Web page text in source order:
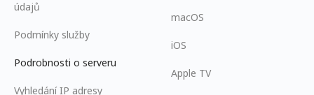
údajů
Podmínky služby
Podrobnosti o serveru
Vyhledání IP adresy
macOS
iOS
Apple TV